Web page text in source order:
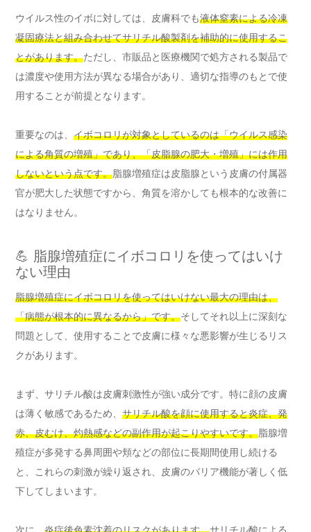
ウイルス性のイボに対しては、皮膚科でも液体窒素による冷凍
凝固療法と組み合わせてサリチル酸製剤を補助的に使用するこ
とがあります。ただし、市販品と医療機関で処方される製品で
は濃度や使用方法が異なる場合があり、適切な指導のもとで使
用することが前提となります。
重要なのは、 イボコロリが対象としているのは「ウイルス感染
による角質の増殖」であり、「皮脂腺の肥大・増殖」には作用
しないという点です。脂腺増殖症は皮脂腺という皮膚の付属器
官が肥大した状態ですから、角質を溶かしても根本的な改善に
はなりません。
💪 脂腺増殖症にイボコロリを使ってはいけ
ない理由
脂腺増殖症にイボコロリを使ってはいけない最大の理由は、
「病態が根本的に異なるから」です。そしてそれ以上に深刻な
問題として、使用することで皮膚に様々な悪影響が生じるリス
クがあります。
まず、サリチル酸は皮膚刺激性が強い成分です。特に顔の皮膚
は薄く敏感であるため、 サリチル酸を顔に使用すると炎症、発
赤、皮むけ、灼熱感などの副作用が起こりやすいです。脂腺増
殖症が多発する鼻周囲や頬などの部位に長期間使用し続ける
と、これらの刺激が繰り返され、皮膚のバリア機能が著しく低
下してしまいます。